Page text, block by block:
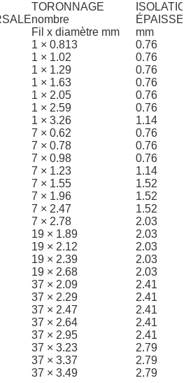
TORONNAGE
nombre
Fil x diamètre mm
mm
1 × 0.813
0.76
1 × 1.02
0.76
1 × 1.29
0.76
1 × 1.63
0.76
1 × 2.05
0.76
1 × 2.59
0.76
1 × 3.26
1.14
7 × 0.62
0.76
7 × 0.78
0.76
7 × 0.98
0.76
7 × 1.23
1.14
7 × 1.55
1.52
7 × 1.96
1.52
7 × 2.47
1.52
7 × 2.78
2.03
19 × 1.89
2.03
19 × 2.12
2.03
19 × 2.39
2.03
19 × 2.68
2.03
37 × 2.09
2.41
37 × 2.29
2.41
37 × 2.47
2.41
37 × 2.64
2.41
37 × 2.95
2.41
37 × 3.23
2.79
37 × 3.37
2.79
37 × 3.49 2.79